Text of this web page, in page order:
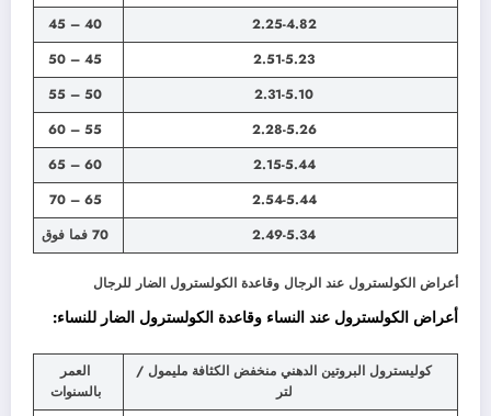
2.25-4.82
40 – 45
2.51-5.23
45 – 50
2.31-5.10
50 – 55
2.28-5.26
55 – 60
2.15-5.44
60 – 65
2.54-5.44
65 – 70
2.49-5.34
70 فما فوق
أعراض الكولسترول عند الرجال وقاعدة الكولسترول الضار للرجال
أعراض الكولسترول عند النساء وقاعدة الكولسترول الضار للنساء:
كوليسترول البروتين الدهني منخفض الكثافة مليمول /
لتر
العمر
بالسنوات